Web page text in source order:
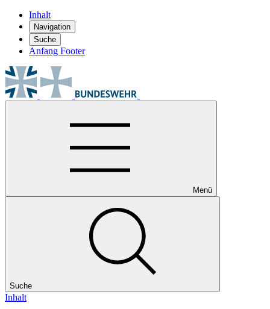
Inhalt
Navigation
Suche
Anfang Footer
Menü
Suche
Inhalt